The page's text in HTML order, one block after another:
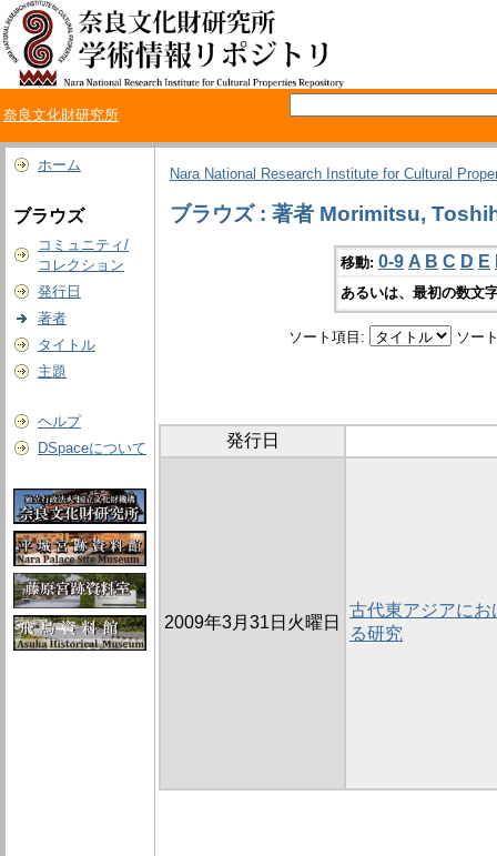
奈良文化財研究所
ホーム
ブラウズ
コミュニティ/
コレクション
発行日
著者
タイトル
主題
ヘルプ
DSpaceについて
Nara National Research Institute for Cultural
ブラウズ : 著者 Morimitsu,
移動: 0-9 A B C D E
あるいは、最初の数文
ソート項目: ソー
発行日
2009年3月31日火曜日
古代東アジアに
る研究